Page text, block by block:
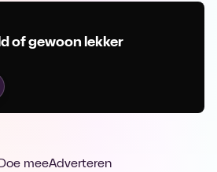
of gewoon lekker
Doe meeAdverteren